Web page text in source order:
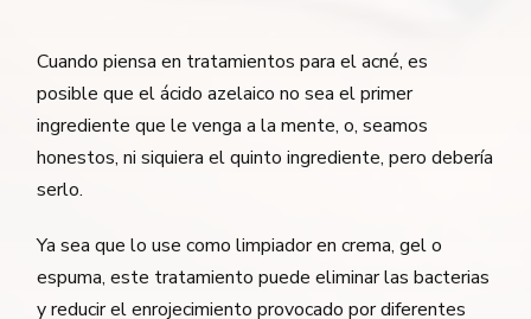
Cuando piensa en tratamientos para el acné, es
posible que el ácido azelaico no sea el primer
ingrediente que le venga a la mente, o, seamos
honestos, ni siquiera el quinto ingrediente, pero debería
serlo.
Ya sea que lo use como limpiador en crema, gel o
espuma, este tratamiento puede eliminar las bacterias
y reducir el enrojecimiento provocado por diferentes